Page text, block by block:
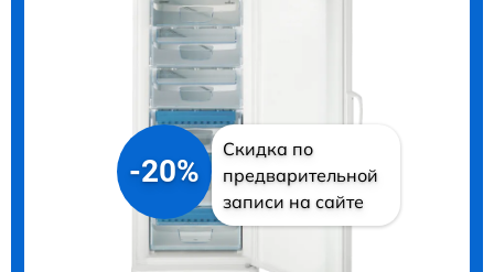
-20%
Скидка по
предварительной
записи на сайте